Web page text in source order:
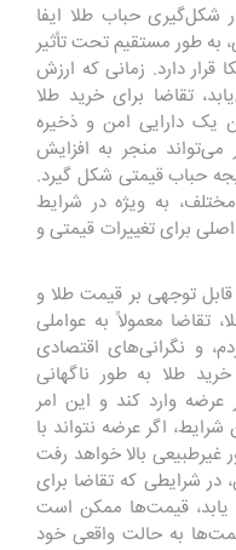
شکل‌گیری حباب طلا ایفا
به طور مستقیم تحت تأثیر
قرار دارد. زمانی که ارزش
تقاضا برای خرید طلا
یک دارایی امن و ذخیره
منجر به افزایش
حباب قیمتی شکل گیرد.
به ویژه در شرایط
برای تغییرات قیمتی و
قابل توجهی بر قیمت طلا و
تقاضا معمولاً به عواملی
و نگرانی‌های اقتصادی
طلا به طور ناگهانی
عرضه وارد کند و این امر
اگر عرضه نتواند با
بالا خواهد رفت
شرایطی که تقاضا برای
یابد، قیمت‌ها ممکن است
به حالت واقعی خود